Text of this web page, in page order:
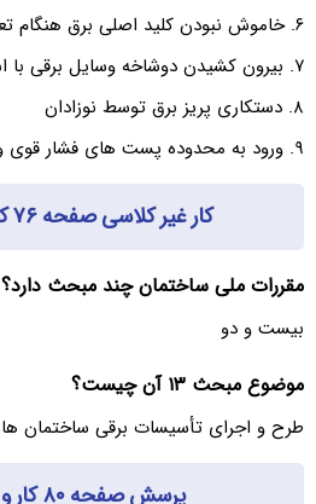
۶. خاموش نبودن کلید اصلی برق هنگام تعمیر
۷. بیرون کشیدن دوشاخه وسایل برقی با استفاده از کشیدن سیم
۸. دستکاری پریز برق توسط نوزادان
۹. ورود به محدوده پست های فشار قوی و اماکن ممنوعه مرتبط با برق
کار غیر کلاسی صفحه ۷۶ کار و فناوری نهم
مقررات ملی ساختمان چند مبحث دارد؟
بیست و دو
موضوع مبحث ۱۳ آن چیست؟
طرح و اجرای تأسیسات برقی ساختمان ها
پرسش صفحه ۸۰ کار و فناوری نهم